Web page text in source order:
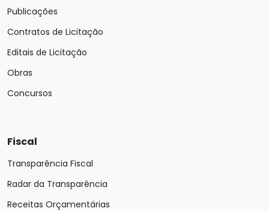
Publicações
Contratos de Licitação
Editais de Licitação
Obras
Concursos
Fiscal
Transparência Fiscal
Radar da Transparência
Receitas Orçamentárias